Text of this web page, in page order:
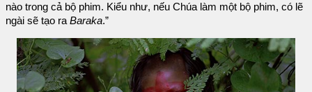
nào trong cả bộ phim. Kiểu như, nếu Chúa làm một bộ phim, có lẽ
ngài sẽ tạo raBaraka.”